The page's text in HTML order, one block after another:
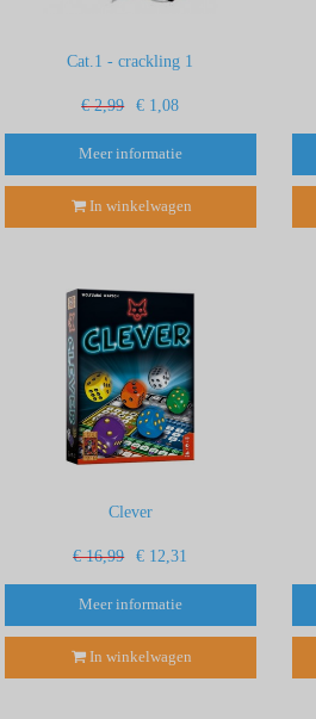
Cat.1 - crackling 1
€ 2,99 € 1,08
Meer informatie
In winkelwagen
Clever
€ 16,99 € 12,31
Meer informatie
In winkelwagen